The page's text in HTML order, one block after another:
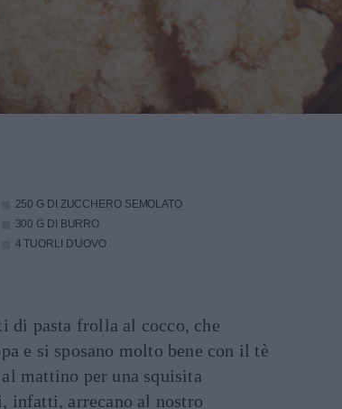
250 G DI ZUCCHERO SEMOLATO
300 G DI BURRO
4 TUORLI D'UOVO
di pasta frolla al cocco, che
e si sposano molto bene con il tè
mattino per una squisita
infatti, arrecano al nostro